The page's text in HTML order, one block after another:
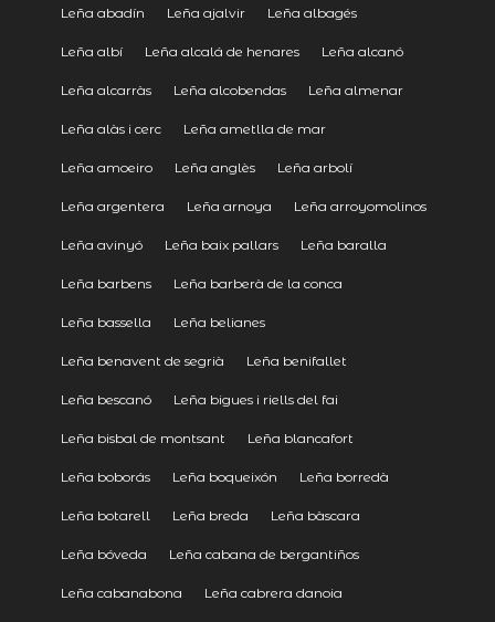
Leña abadín Leña ajalvir Leña albagés
Leña albí Leña alcalá de henares Leña alcanó
Leña alcarràs Leña alcobendas Leña almenar
Leña alàs i cerc Leña ametlla de mar
Leña amoeiro Leña anglès Leña arbolí
Leña argentera Leña arnoya Leña arroyomolinos
Leña avinyó Leña baix pallars Leña baralla
Leña barbens Leña barberà de la conca
Leña bassella Leña belianes
Leña benavent de segrià Leña benifallet
Leña bescanó Leña bigues i riells del fai
Leña bisbal de montsant Leña blancafort
Leña boborás Leña boqueixón Leña borredà
Leña botarell Leña breda Leña bàscara
Leña bóveda Leña cabana de bergantiños
Leña cabanabona Leña cabrera danoia